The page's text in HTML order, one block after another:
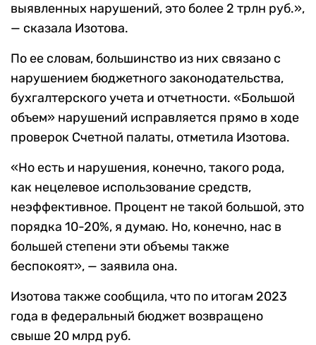
выявленных нарушений, это более 2 трлн руб.»,
— сказала Изотова.
По ее словам, большинство из них связано с
нарушением бюджетного законодательства,
бухгалтерского учета и отчетности. «Большой
объем» нарушений исправляется прямо в ходе
проверок Счетной палаты, отметила Изотова.
«Но есть и нарушения, конечно, такого рода,
как нецелевое использование средств,
неэффективное. Процент не такой большой, это
порядка 10-20%, я думаю. Но, конечно, нас в
большей степени эти объемы также
беспокоят», — заявила она.
Изотова также сообщила, что по итогам 2023
года в федеральный бюджет возвращено
свыше 20 млрд руб.